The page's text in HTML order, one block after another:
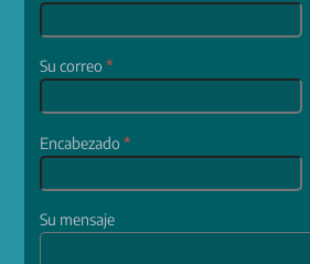
Su correo*
Encabezado*
Su mensaje